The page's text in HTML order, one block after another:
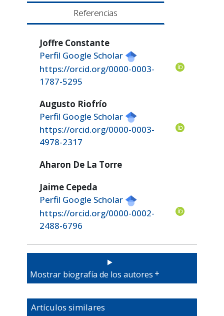
Referencias
Joffre Constante
Perfil Google Scholar
https://orcid.org/0000-0003-
1787-5295
Augusto Riofrío
Perfil Google Scholar
https://orcid.org/0000-0003-
4978-2317
Aharon De La Torre
Jaime Cepeda
Perfil Google Scholar
https://orcid.org/0000-0002-
2488-6796
Mostrar biografía de los autores
Artículos similares